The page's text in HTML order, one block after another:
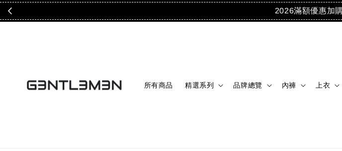
2026滿額優惠加
所有商品 精選系列 品牌總覽 內褲 上衣